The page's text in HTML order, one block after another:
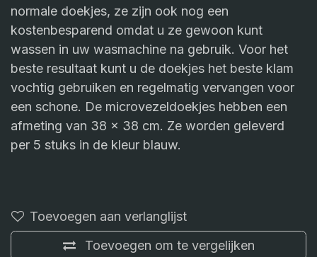
normale doekjes, ze zijn ook nog een
kostenbesparend omdat u ze gewoon kunt
wassen in uw wasmachine na gebruik. Voor het
beste resultaat kunt u de doekjes het beste klam
vochtig gebruiken en regelmatig vervangen voor
een schone. De microvezeldoekjes hebben een
afmeting van 38 x 38 cm. Ze worden geleverd
per 5 stuks in de kleur blauw.
Toevoegen om te vergelijken
Toevoegen aan verlanglijst